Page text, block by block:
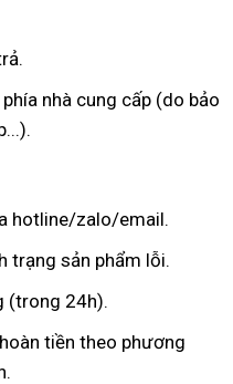
nhà cung cấp (do bảo
hotline/zalo/email.
trạng sản phẩm lỗi.
(trong 24h).
tiền theo phương